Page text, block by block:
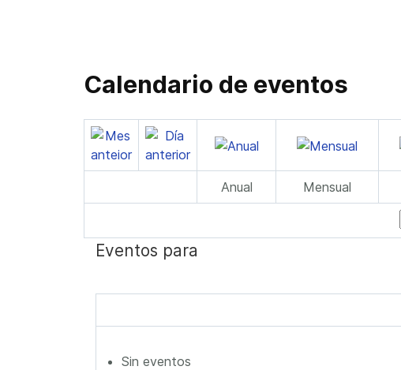
Calendario de eventos
Anual Mensual
Eventos para
Sin eventos